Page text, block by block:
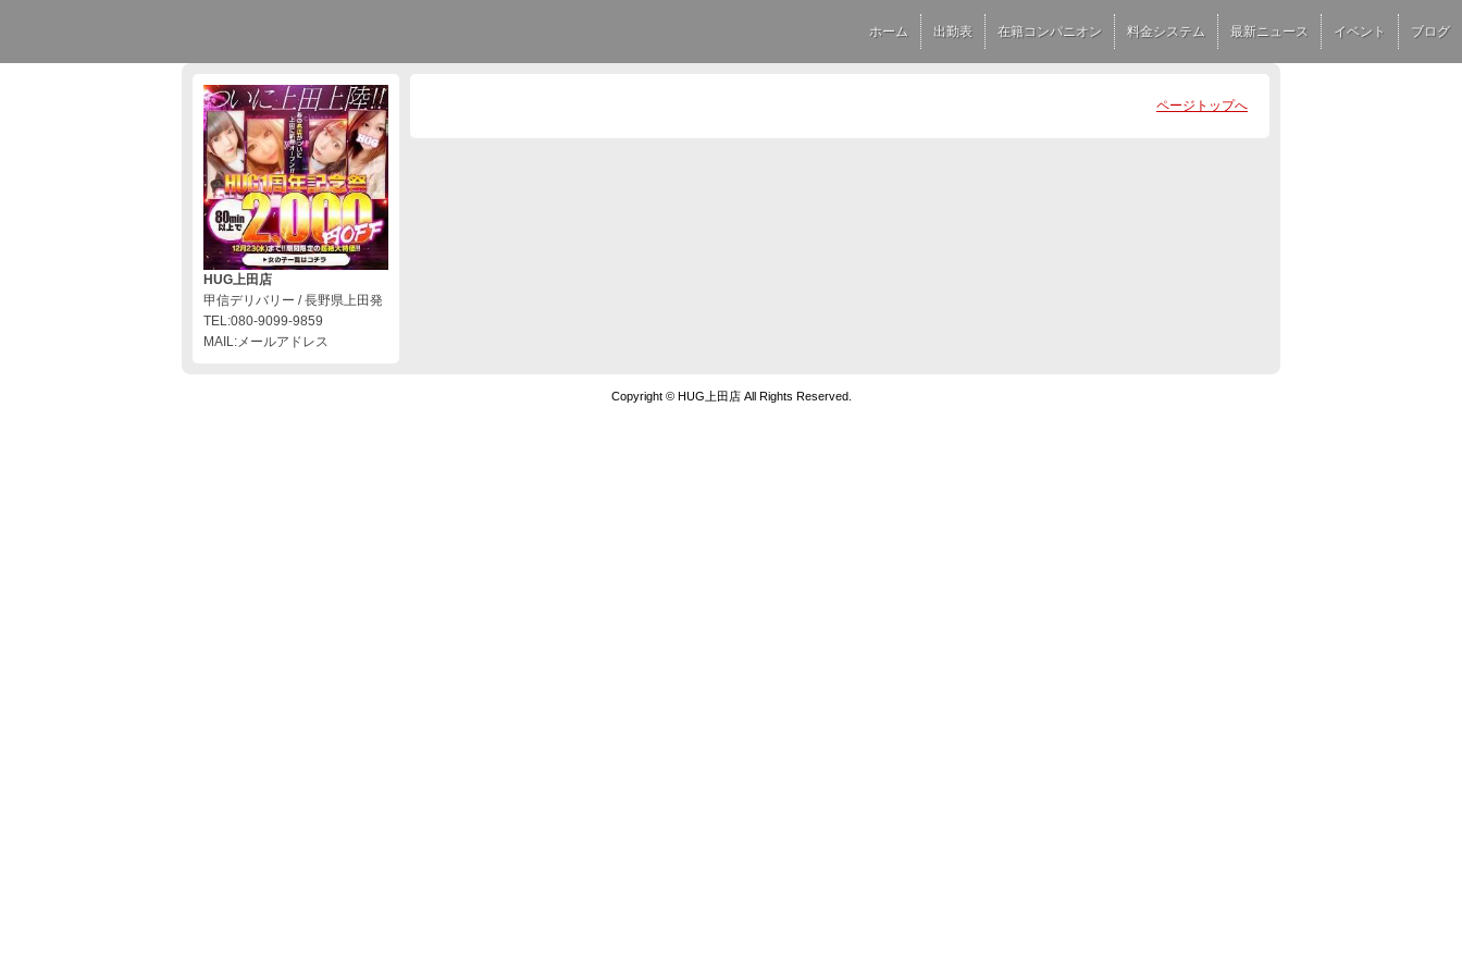
ホーム 出勤表 在籍コンパニオン 料金システム 最新ニュース イベント ブログ
HUG上田店
甲信デリバリー / 長野県上田発
TEL:080-9099-9859
MAIL:メールアドレス
ページトップへ
Copyright © HUG上田店 All Rights Reserved.